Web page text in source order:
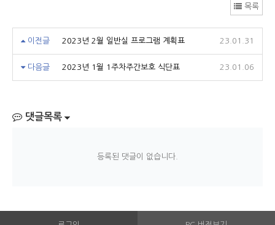
목록
이전글 2023년 2월 일반실 프로그램 계획표 23.01.31
다음글 2023년 1월 1주차주간보호 식단표 23.01.06
댓글목록
등록된 댓글이 없습니다.